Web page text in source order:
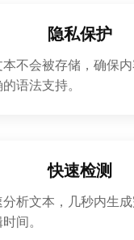
隐私保护
不会被存储，确保
语法支持。
快速检测
析文本，几秒内生成
间。